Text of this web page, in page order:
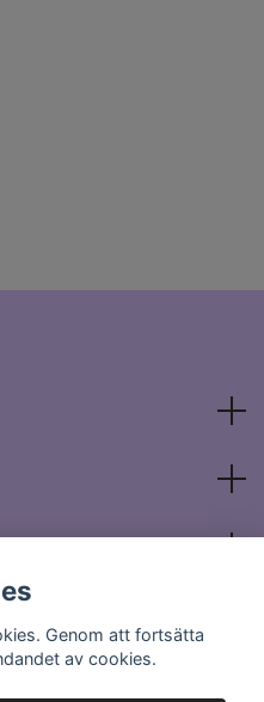
Genom att fortsätta
av cookies.